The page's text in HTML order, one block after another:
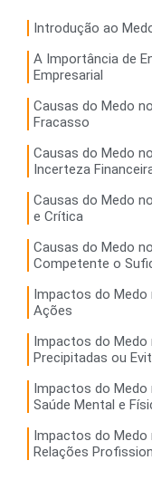
Introdução ao
A Importância de
Empresarial
Causas do Medo
Fracasso
Causas do Medo
Incerteza
Causas do Medo
e Crítica
Causas do Medo
Competente o
Impactos do Medo
Ações
Impactos do Medo
Precipitadas ou
Impactos do Medo
Saúde Mental e
Impactos do Medo
Relações